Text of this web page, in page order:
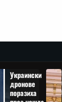
Украински
дронове
поразиха